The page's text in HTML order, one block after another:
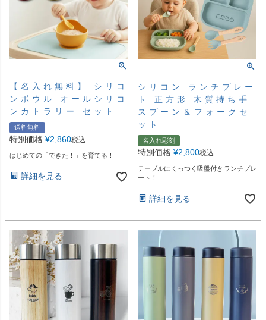
【名入れ無料】 シリコ
ンボウル オールシリコ
ンカトラリー セット
送料無料
特別価格 ¥2,860税込
はじめての「できた！」を育てる！
詳細を見る
シリコン ランチプレー
ト 正方形 木質持ち手
スプーン＆フォークセ
ット
名入れ彫刻
特別価格 ¥2,800税込
テーブルにくっつく吸盤付きランチプレ
ート！
詳細を見る